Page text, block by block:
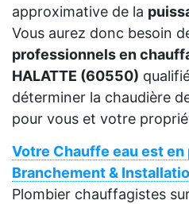
approximative de la
Vous aurez donc besoin
professionnels en
HALATTE (60550)
déterminer la chaudière
pour vous et votre
Votre Chauffe eau est en
Branchement &
Plombier chauffagistes